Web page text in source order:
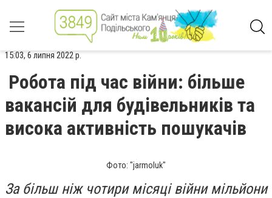
15:03, 6 липня 2022 р.
Робота під час війни: більше
вакансій для будівельників та
висока активність пошукачів
Фото: "jarmoluk"
За більш ніж чотири місяці війни мільйони